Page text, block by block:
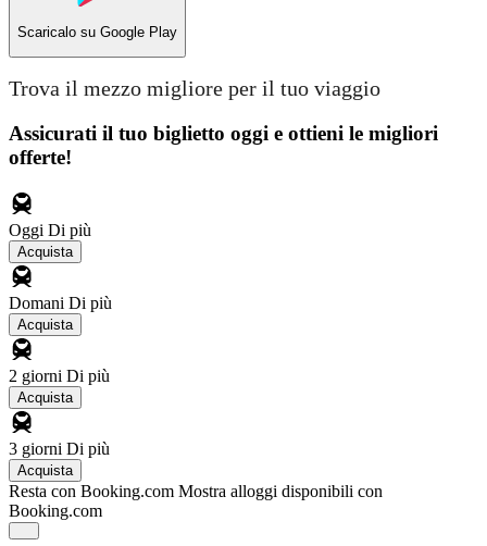
Scaricalo su Google Play
Trova il mezzo migliore per il tuo viaggio
Assicurati il ​​tuo biglietto oggi e ottieni le migliori
offerte!
Oggi Di più
Acquista
Domani Di più
Acquista
2 giorni Di più
Acquista
3 giorni Di più
Acquista
Resta con Booking.com Mostra alloggi disponibili con
Booking.com